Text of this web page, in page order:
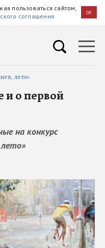
пользоваться сайтом,
соглашения OK
лето»
и о первой
на конкурс
лето»